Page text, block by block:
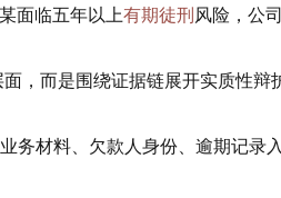
面临五年以上有期徒刑风险，公
，而是围绕证据链展开实质性辩
务材料、欠款人身份、逾期记录